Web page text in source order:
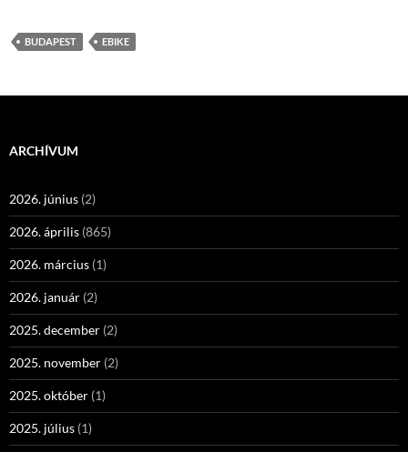
BUDAPEST EBIKE
ARCHÍVUM
2026. június (2)
2026. április (865)
2026. március (1)
2026. január (2)
2025. december (2)
2025. november (2)
2025. október (1)
2025. július (1)